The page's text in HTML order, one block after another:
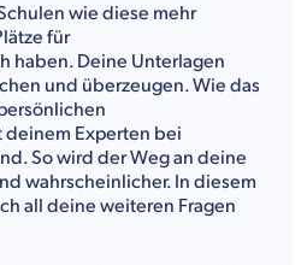
wie diese mehr
für
haben. Deine Unterlagen
und überzeugen. Wie das
deinem Experten bei
So wird der Weg an deine
wahrscheinlicher. In diesem
all deine weiteren Fragen